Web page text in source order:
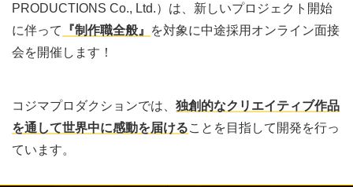
PRODUCTIONS Co., Ltd.）は、新しいプロジェクト開始
に伴って
『制作職全般』
を対象に中途採用オンライン面接
会を開催します！
コジマプロダクションでは、 独創的なクリエイティブ作品
を通して世界中に感動を届けることを目指して開発を行っ
ています。